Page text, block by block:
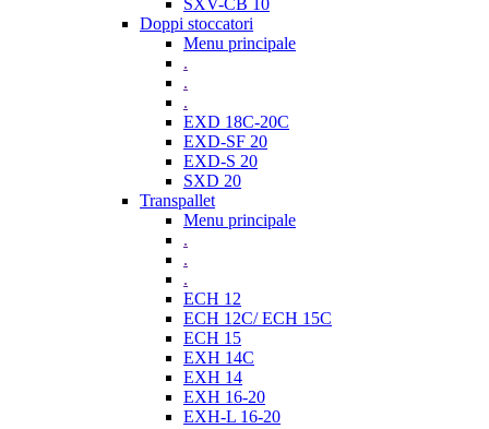
SXV-CB 10
Doppi stoccatori
Menu principale
.
.
.
EXD 18C-20C
EXD-SF 20
EXD-S 20
SXD 20
Transpallet
Menu principale
.
.
.
ECH 12
ECH 12C/ ECH 15C
ECH 15
EXH 14C
EXH 14
EXH 16-20
EXH-L 16-20